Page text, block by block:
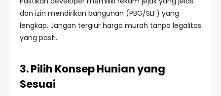
dan izin mendirikan bangunan (PBG/SLF) yang
lengkap. Jangan tergiur harga murah tanpa legalitas
yang pasti.
3. Pilih Konsep Hunian yang
Sesuai